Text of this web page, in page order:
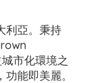
利亞。秉持
市化環境之
能即美麗。